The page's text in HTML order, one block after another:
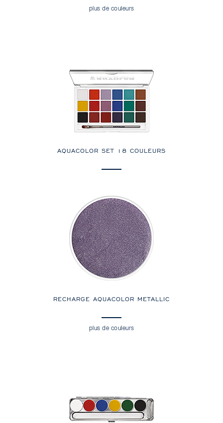
plus de couleurs
AQUACOLOR SET 18 COULEURS
RECHARGE AQUACOLOR METALLIC
plus de couleurs